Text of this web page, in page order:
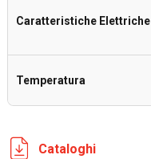
Caratteristiche Elettriche
Temperatura
Cataloghi